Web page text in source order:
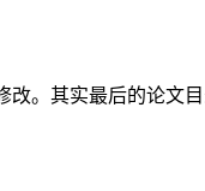
。其实最后的论文